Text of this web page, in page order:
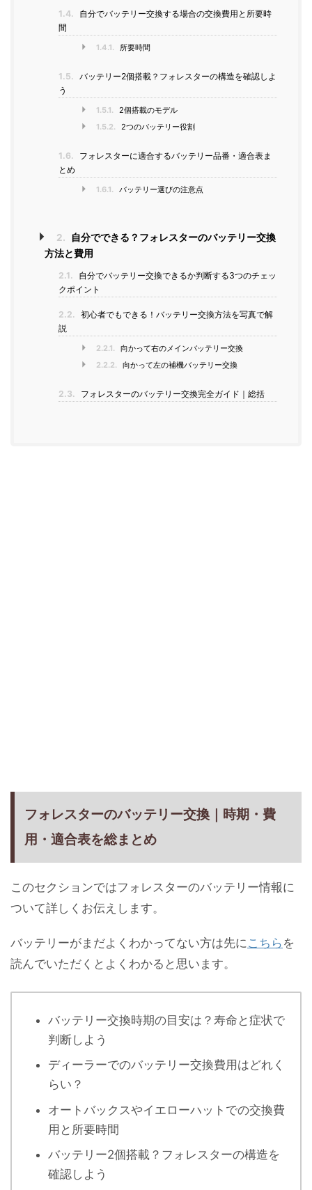
1.4.
自分でバッテリー交換する場合の交換費用と所要時
間
1.4.1. 所要時間
1.5. バッテリー2個搭載？フォレスターの構造を確認しよ
う
1.5.1.
2個搭載のモデル
1.5.2.
2つのバッテリー役割
1.6.
フォレスターに適合するバッテリー品番・適合表ま
とめ
1.6.1. バッテリー選びの注意点
2.
自分でできる？フォレスターのバッテリー交換
方法と費用
2.1.
自分でバッテリー交換できるか判断する3つのチェッ
クポイント
2.2. 初心者でもできる！バッテリー交換方法を写真で解
説
2.2.1.
向かって右のメインバッテリー交換
2.2.2.
向かって左の補機バッテリー交換
2.3. フォレスターのバッテリー交換完全ガイド｜総括
フォレスターのバッテリー交換｜時期・費
用・適合表を総まとめ
このセクションではフォレスターのバッテリー情報に
ついて詳しくお伝えします。
バッテリーがまだよくわかってない方は先にこちら を
読んでいただくとよくわかると思います。
バッテリー交換時期の目安は？寿命と症状で
判断しよう
ディーラーでのバッテリー交換費用はどれく
らい？
オートバックスやイエローハットでの交換費
用と所要時間
バッテリー2個搭載？フォレスターの構造を
確認しよう